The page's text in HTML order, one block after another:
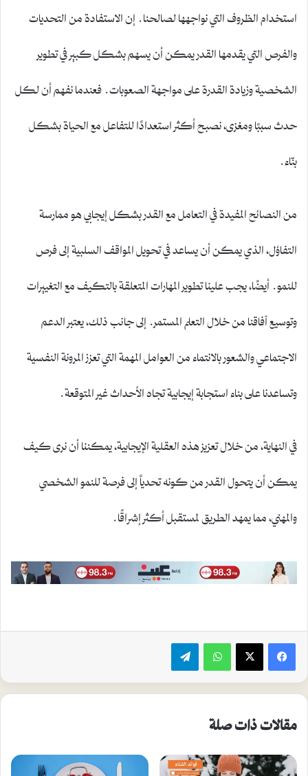
استخدام الظروف التي نواجهها لصالحنا. إن الاستفادة من التحديات
والفرص التي يقدمها القدر يمكن أن يسهم بشكل كبير في تطوير
الشخصية وزيادة القدرة على مواجهة الصعوبات. فعندما نفهم أن لكل
حدث سببًا ومغزى، نصبح أكثر استعدادًا للتفاعل مع الحياة بشكل
بنّاء.
من النصائح المفيدة في التعامل مع القدر بشكل إيجابي هو ممارسة
التفاؤل، الذي يمكن أن يساعد في تحويل المواقف السلبية إلى فرص
للنمو. أيضًا، يجب علينا تطوير المهارات المتعلقة بالتكيف مع التغييرات
وتوسيع آفاقنا من خلال التعلم المستمر. إلى جانب ذلك، يعتبر الدعم
الاجتماعي والشعور بالانتماء من العوامل المهمة التي تعزز المرونة النفسية
وتساعدنا على بناء استجابة إيجابية تجاه الأحداث غير المتوقعة.
في النهاية، من خلال تعزيز هذه العقلية الإيجابية، يمكننا أن نرى كيف
يمكن أن يتحول القدر من كونه تحدياً إلى فرصة للنمو الشخصي
والمهني، مما يمهد الطريق لمستقبل أكثر إشراقًا.
واتسابتيلقرام
مقالات ذات صلة